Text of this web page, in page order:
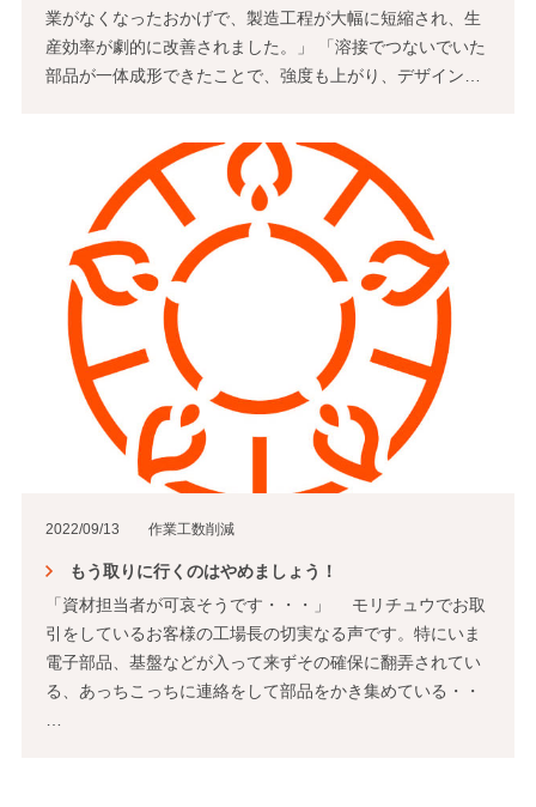
業がなくなったおかげで、製造工程が大幅に短縮され、生
産効率が劇的に改善されました。」 「溶接でつないでいた
部品が一体成形できたことで、強度も上がり、デザイン…
2022/09/13 作業工数削減
もう取りに行くのはやめましょう！
「資材担当者が可哀そうです・・・」 モリチュウでお取
引をしているお客様の工場長の切実なる声です。特にいま
電子部品、基盤などが入って来ずその確保に翻弄されてい
る、あっちこっちに連絡をして部品をかき集めている・・